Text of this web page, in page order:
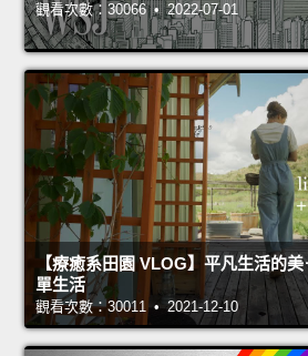
觀看次數：30066 • 2022-07-01
【療癒系田園 VLOG】平凡生活的
單生活
觀看次數：30011 • 2021-12-10